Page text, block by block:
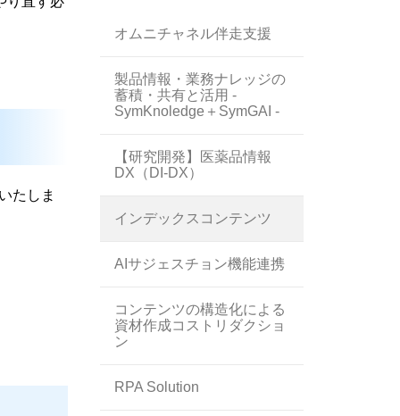
たしま
オムニチャネル伴走支援
製品情報・業務ナレッジの
蓄積・共有と活用 -
SymKnoledge＋SymGAI -
【研究開発】医薬品情報
DX（DI-DX）
インデックスコンテンツ
AIサジェスチョン機能連携
コンテンツの構造化による
資材作成コストリダクショ
ン
RPA Solution